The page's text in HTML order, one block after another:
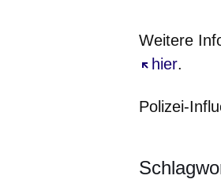
Weitere
hier
Öffnet sich
.
Polizei-